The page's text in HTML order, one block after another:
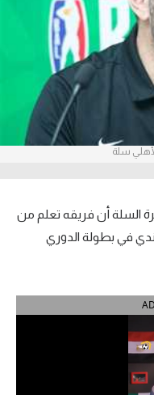
سلة
السلة أن فريقه تعلم من
في بطولة الدوري